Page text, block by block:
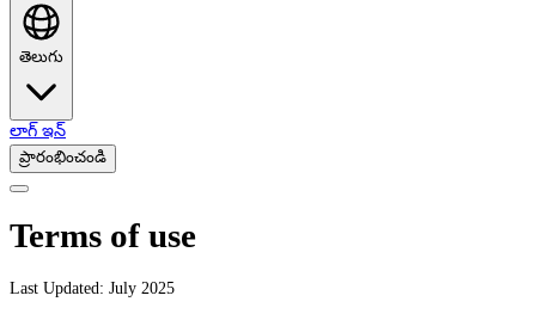
తెలుగు
లాగ్ ఇన్
ప్రారంభించండి
Terms of use
Last Updated: July 2025